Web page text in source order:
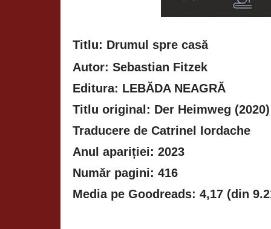
Titlu: Drumul spre casă
Autor: Sebastian Fitzek
Editura: LEBĂDA NEAGRĂ
Titlu original: Der Heimweg (2020)
Traducere de Catrinel Iordache
Anul apariției: 2023
Număr pagini: 416
Media pe Goodreads: 4,17 (din